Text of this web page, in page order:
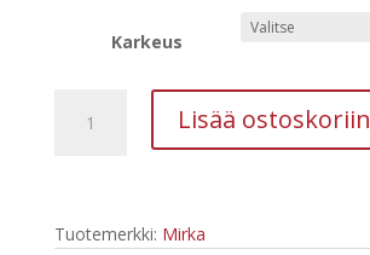
Karkeus
kapeanauha
x
Lisää ostoskoriin
Tuotemerkki: Mirka